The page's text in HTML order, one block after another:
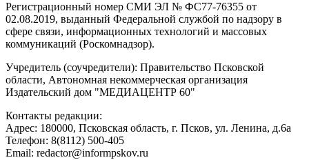
Регистрационный номер СМИ ЭЛ № ФС77-76355 от
02.08.2019, выданный Федеральной службой по надзору в
сфере связи, информационных технологий и массовых
коммуникаций (Роскомнадзор).
Учредитель (соучредители): Правительство Псковской
области, Автономная некоммерческая организация
Издательский дом "МЕДИАЦЕНТР 60"
Контакты редакции:
Адреc: 180000, Псковская область, г. Псков, ул. Ленина, д.6а
Телефон: 8(8112) 500-405
Email: redactor@informpskov.ru